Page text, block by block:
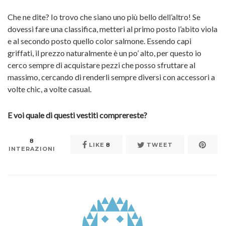
Che ne dite? Io trovo che siano uno più bello dell’altro! Se
dovessi fare una classifica, metteri al primo posto l’abito viola
e al secondo posto quello color salmone. Essendo capi
griffati, il prezzo naturalmente è un po’ alto, per questo io
cerco sempre di acquistare pezzi che posso sfruttare al
massimo, cercando di renderli sempre diversi con accessori a
volte chic, a volte casual.
E voi quale di questi vestiti comprereste?
8
INTERAZIONI
LIKE 8 TWEET